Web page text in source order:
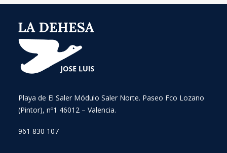
Playa de El Saler Módulo Saler Norte. Paseo Fco Lozano
(Pintor), nº1 46012 – Valencia.
961 830 107